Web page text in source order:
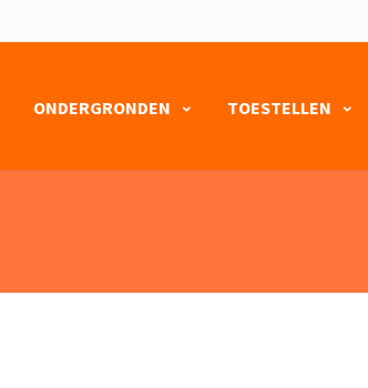
ONDERGRONDEN TOESTELLEN